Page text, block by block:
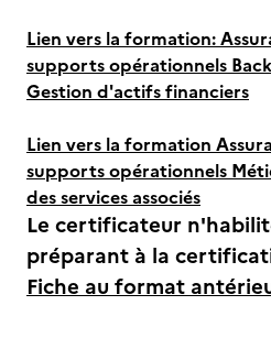
Lien vers la formation:
supports opérationnels
Gestion d'actifs financiers
Lien vers la formation
supports opérationnels
des services associés
Le certificateur
préparant à la
Fiche au format